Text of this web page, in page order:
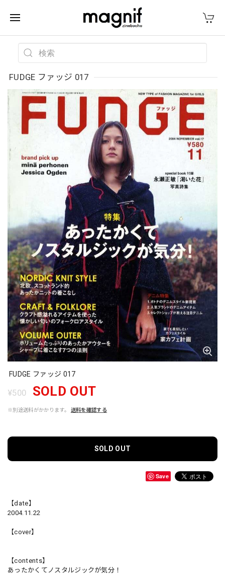
FUDGE ファッジ 017
FUDGE ファッジ 017
¥500 SOLD OUT
※別途送料がかかります。 送料を確認する
SOLD OUT
Save
【date】
2004.11.22
【cover】
【contents】
あったかくてノスタルジックが気分！